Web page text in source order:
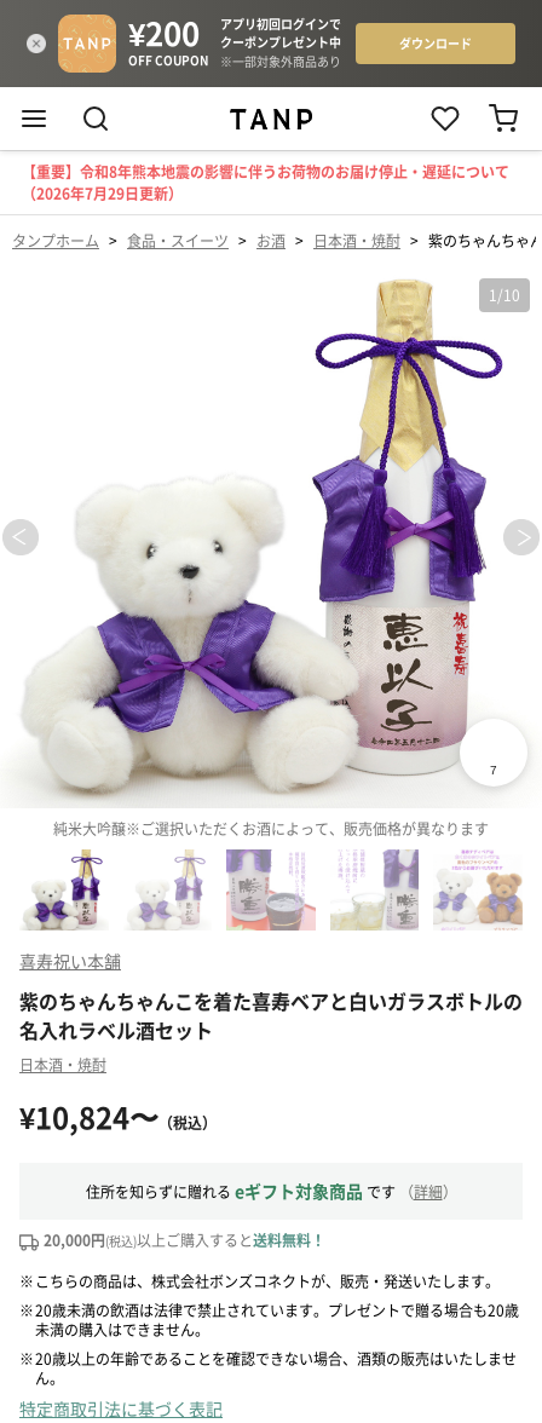
【重要】令和8年熊本地震の影響に伴うお荷物のお届け停止・遅延について
（2026年7月29日更新）
タンプホーム > 食品・スイーツ > お酒 > 日本酒・焼酎 > 紫のちゃんちゃ
1 /10
純米大吟醸※ご選択いただくお酒によって、販売価格が異なります
喜寿祝い本舗
紫のちゃんちゃんこを着た喜寿ベアと白いガラスボトルの
名入れラベル酒セット
日本酒・焼酎
¥10,824〜 （税込）
住所を知らずに贈れる eギフト対象商品 です （詳細）
20,000円(税込)以上ご購入すると送料無料！
※ こちらの商品は、株式会社ボンズコネクトが、販売・発送いたします。
※20歳未満の飲酒は法律で禁止されています。プレゼントで贈る場合も20歳
未満の購入はできません。
※20歳以上の年齢であることを確認できない場合、酒類の販売はいたしませ
ん。
特定商取引法に基づく表記